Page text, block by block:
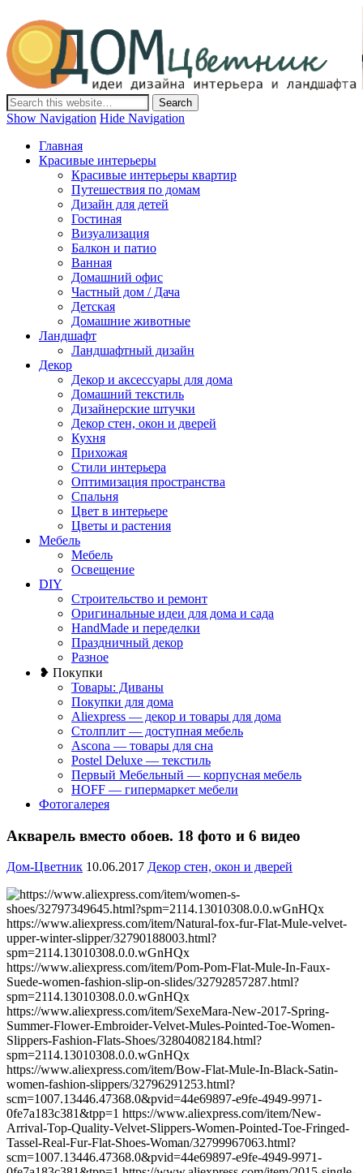
Дом-Цветник
Дизайн интерьера и ландшафта, декор и обустройство дома.
Идеи со всего мира.
Show Navigation Hide Navigation
Главная
Красивые интерьеры
Красивые интерьеры квартир
Путешествия по домам
Дизайн для детей
Гостиная
Визуализация
Балкон и патио
Ванная
Домашний офис
Частный дом / Дача
Детская
Домашние животные
Ландшафт
Ландшафтный дизайн
Декор
Декор и аксессуары для дома
Домашний текстиль
Дизайнерские штучки
Декор стен, окон и дверей
Кухня
Прихожая
Стили интерьера
Оптимизация пространства
Спальня
Цвет в интерьере
Цветы и растения
Мебель
Мебель
Освещение
DIY
Строительство и ремонт
Оригинальные идеи для дома и сада
HandMade и переделки
Праздничный декор
Разное
❥ Покупки
Товары: Диваны
Покупки для дома
Aliexpress — декор и товары для дома
Столплит — доступная мебель
Ascona — товары для сна
Postel Deluxe — текстиль
Первый Мебельный — корпусная мебель
HOFF — гипермаркет мебели
Фотогалерея
Акварель вместо обоев. 18 фото и 6 видео
Дом-Цветник 10.06.2017 Декор стен, окон и дверей